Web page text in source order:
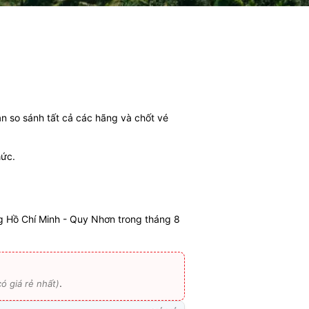
so sánh tất cả các hãng và chốt vé
Chí Minh - Quy Nhơn trong tháng 8
giá rẻ nhất).